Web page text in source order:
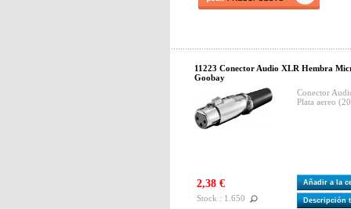
11223 Conector Audio XLR Hembra
Goobay
Conector
Plata aereo
2,38 €
Stock : 1.650
Añadir a la
Descripción